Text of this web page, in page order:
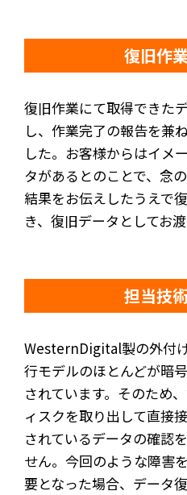
復旧作
復旧作業にて取得できた
し、作業完了の報告を兼
した。お客様からはイメ
タがあるとのことで、念
結果をお伝えしたうえで
き、復旧データとしてお渡
担当技
WesternDigital製の外付
行モデルのほとんどが暗
されています。そのため
ィスクを取り出して直接
されているデータの確認
せん。今回のような障害
要となった場合、データ